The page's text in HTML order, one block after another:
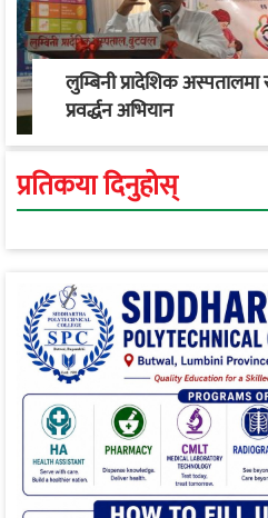
लुम्बिनी प्रादेशिक अस्पतालमा
प्रवर्द्धन अभियान
प्रतिकया दिनुहोस्